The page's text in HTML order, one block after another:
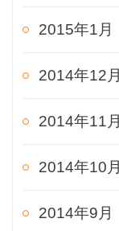
2015年1月
2014年12月
2014年11月
2014年10月
2014年9月